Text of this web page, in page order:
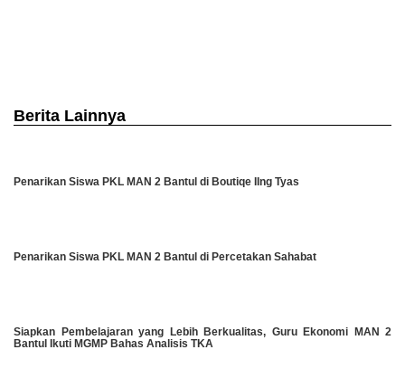
Berita Lainnya
Penarikan Siswa PKL MAN 2 Bantul di Boutiqe IIng Tyas
Penarikan Siswa PKL MAN 2 Bantul di Percetakan Sahabat
Siapkan Pembelajaran yang Lebih Berkualitas, Guru Ekonomi MAN 2
Bantul Ikuti MGMP Bahas Analisis TKA